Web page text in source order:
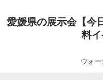
愛媛県の展示会【今
料イ
ウォ